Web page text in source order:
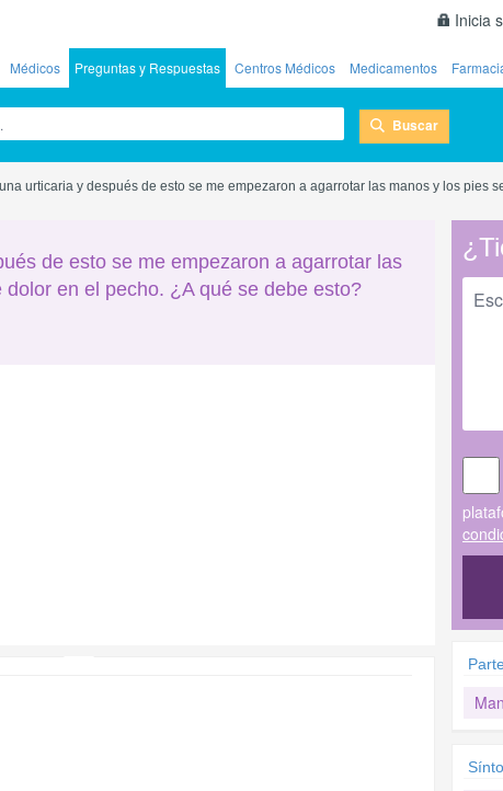
Inicia
Médicos Preguntas y Respuestas Centros Médicos Medicamentos
Buscar
urticaria y después de esto se me empezaron a agarrotar las manos y los pies
de esto se me empezaron a agarrotar las
en el pecho. ¿A qué se debe esto?